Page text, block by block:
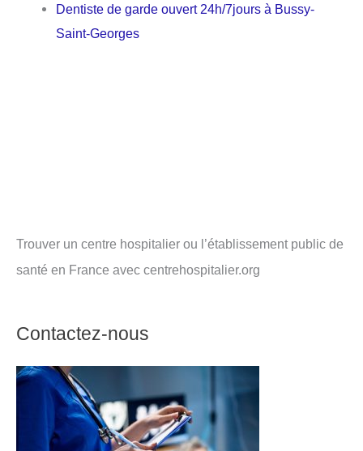
Dentiste de garde ouvert 24h/7jours à Bussy-
Saint-Georges
Trouver un centre hospitalier ou l’établissement public de
santé en France avec centrehospitalier.org
Contactez-nous